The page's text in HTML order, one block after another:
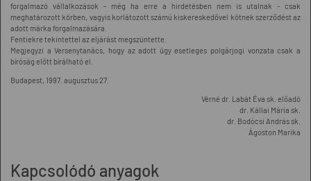
forgalmazó vállalkozások - még ha erre a hirdetésben nem is utalnak - csak
meghatározott körben, vagyis korlátozott számú kiskereskedővel kötnek szerződést az
adott márka forgalmazására.
Fentiekre tekintettel az eljárást megszüntette.
Megjegyzi a Versenytanács, hogy az adott ügy esetleges polgárjogi vonzata csak a
bíróság előtt bírálható el.
Budapest, 1997. augusztus 27.
Vérné dr. Labát Éva sk. előadó
dr. Kállai Mária sk.
dr. Bodócsi András sk.
Ágoston Marika
Kapcsolódó anyagok